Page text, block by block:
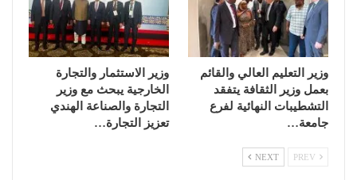
وزير التعليم العالي والقائم
بعمل وزير الثقافة يتفقد
التشطيبات النهائية لفرع
جامعة…
وزير الاستثمار والتجارة
الخارجية يبحث مع وزير
التجارة والصناعة الهندي
تعزيز التجارة…
NEXT